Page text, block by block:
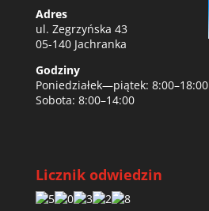
Adres
ul. Zegrzyńska 43
05-140 Jachranka
Godziny
Poniedziałek—piątek: 8:00–18:00
Sobota: 8:00–14:00
Licznik odwiedzin